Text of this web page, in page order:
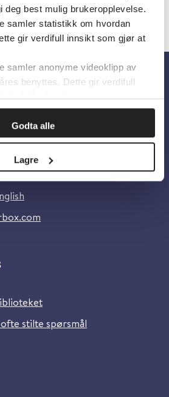
deg best mulig brukeropplevelse.
samler statistikk om hvordan
gir verdifull innsikt som gjør at
samler anonyme videoklipp av
benyttes. Dette gir verdifull
forbedre oss.
Godta alle
Lagre
stilte spørsmål